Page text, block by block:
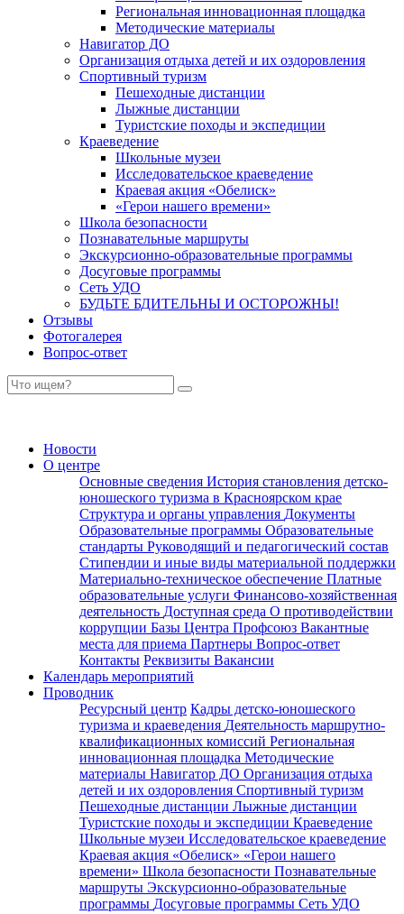
Региональная инновационная площадка
Методические материалы
Навигатор ДО
Организация отдыха детей и их оздоровления
Спортивный туризм
Пешеходные дистанции
Лыжные дистанции
Туристские походы и экспедиции
Краеведение
Школьные музеи
Исследовательское краеведение
Краевая акция «Обелиск»
«Герои нашего времени»
Школа безопасности
Познавательные маршруты
Экскурсионно-образовательные программы
Досуговые программы
Сеть УДО
БУДЬТЕ БДИТЕЛЬНЫ И ОСТОРОЖНЫ!
Отзывы
Фотогалерея
Вопрос-ответ
Новости
О центре
Основные сведения История становления детско-
юношеского туризма в Красноярском крае
Структура и органы управления Документы
Образовательные программы Образовательные
стандарты Руководящий и педагогический состав
Стипендии и иные виды материальной поддержки
Материально-техническое обеспечение Платные
образовательные услуги Финансово-хозяйственная
деятельность Доступная среда О противодействии
коррупции Базы Центра Профсоюз Вакантные
места для приема Партнеры Вопрос-ответ
Контакты Реквизиты Вакансии
Календарь мероприятий
Проводник
Ресурсный центр Кадры детско-юношеского
туризма и краеведения Деятельность маршрутно-
квалификационных комиссий Региональная
инновационная площадка Методические
материалы Навигатор ДО Организация отдыха
детей и их оздоровления Спортивный туризм
Пешеходные дистанции Лыжные дистанции
Туристские походы и экспедиции Краеведение
Школьные музеи Исследовательское краеведение
Краевая акция «Обелиск» «Герои нашего
времени» Школа безопасности Познавательные
маршруты Экскурсионно-образовательные
программы Досуговые программы Сеть УДО